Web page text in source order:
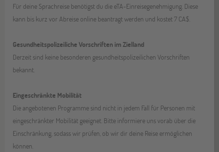
Für deine Sprachreise benötigst du die eTA-Einreisegenehmigung. Diese
kann bis kurz vor Abreise online beantragt werden und kostet 7 CA$.
Gesundheitspolizeiliche Vorschriften im Zielland
Derzeit sind keine besonderen gesundheitspolizeilichen Vorschriften
bekannt.
Eingeschränkte Mobilität
Die angebotenen Programme sind nicht in jedem Fall für Personen mit
eingeschränkter Mobilität geeignet. Bitte informiere uns vorab über die
Einschränkung, sodass wir prüfen, ob wir dir deine Reise ermöglichen
können.